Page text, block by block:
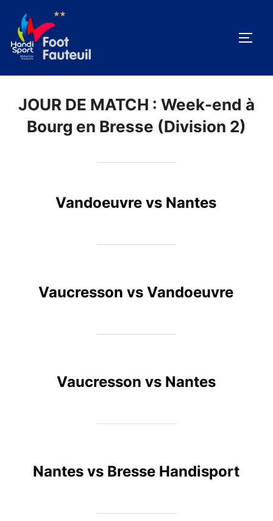
contenu
JOUR DE MATCH : Week-end à
Bourg en Bresse (Division 2)
Vandoeuvre vs Nantes
Vaucresson vs Vandoeuvre
Vaucresson vs Nantes
Nantes vs Bresse Handisport